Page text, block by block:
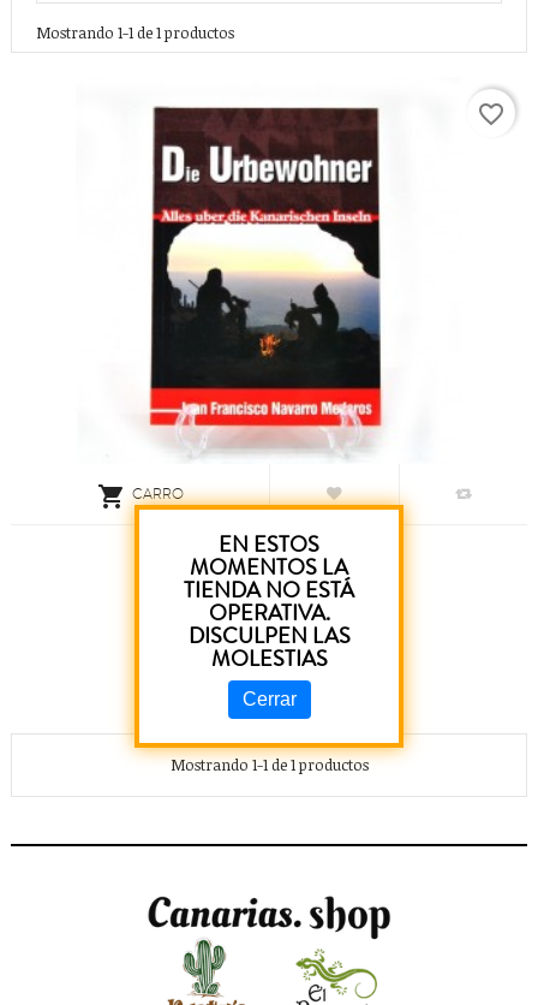
Mostrando 1-1 de 1 productos
 CARRO
Die Urbewohner
9,00 €
favorite_border
Mostrando 1-1 de 1 productos
EN ESTOS
MOMENTOS LA
TIENDA NO ESTÁ
OPERATIVA.
DISCULPEN LAS
MOLESTIAS
Cerrar